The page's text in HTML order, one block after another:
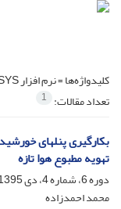
کلیدواژه‌ها =نرم افزار TRNSYS
تعداد مقالات: 1
بکارگیری پنلهای
تهویه مطبوع هوا تازه
دوره 6، شماره 4، دی 1395، صفحه
محمد احمدزاده